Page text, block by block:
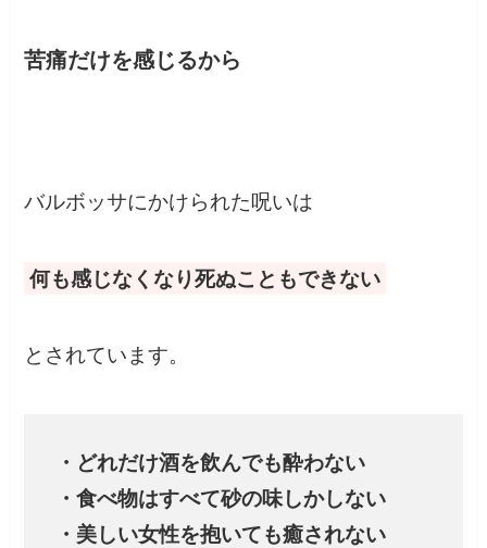
苦痛だけを感じるから
バルボッサにかけられた呪いは
何も感じなくなり死ぬこともできない
とされています。
・どれだけ酒を飲んでも酔わない
・食べ物はすべて砂の味しかしない
・美しい女性を抱いても癒されない